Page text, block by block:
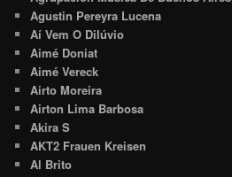
Agustin Pereyra Lucena
Aí Vem O Dilúvio
Aimé Doniat
Aimé Vereck
Airto Moreira
Airton Lima Barbosa
Akira S
AKT2 Frauen Kreisen
Al Brito